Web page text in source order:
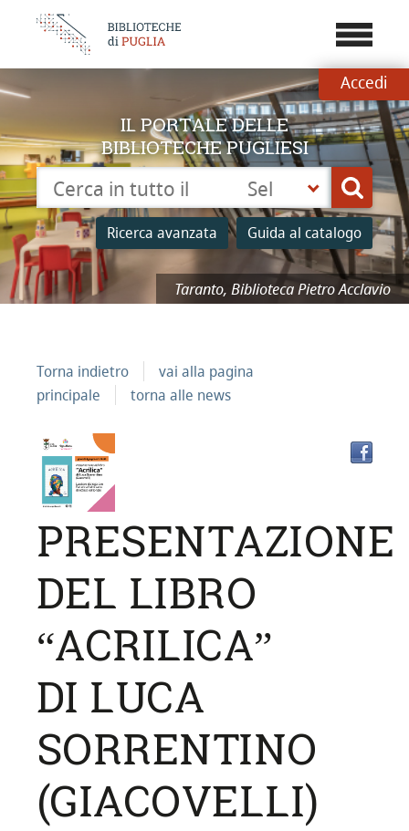
???
Accedi
Taranto, Biblioteca Pietro Acclavio
IL PORTALE DELLE
BIBLIOTECHE PUGLIESI
Cerca su "Catalogo"
Cerca
Ricerca avanzata Guida al catalogo
Seleziona
la
tua
biblioteca
Torna indietro
vai alla pagina
principale
torna alle news
PRESENTAZIONE
DEL LIBRO
“ACRILICA”
DI LUCA
SORRENTINO
(GIACOVELLI)